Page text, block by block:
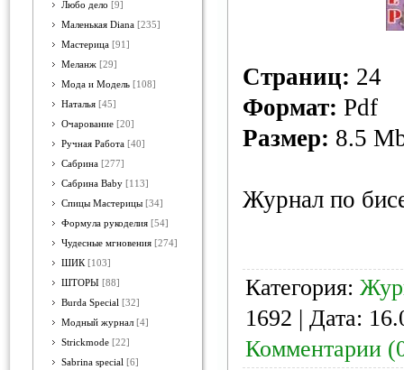
Любо дело [9]
Маленькая Diana [235]
Мастерица [91]
Меланж [29]
Мода и Модель [108]
Наталья [45]
Очарование [20]
Ручная Работа [40]
Сабрина [277]
Сабрина Baby [113]
Спицы Мастерицы [34]
Формула рукоделия [54]
Чудесные мгновения [274]
ШИК [103]
ШТОРЫ [88]
Burda Special [32]
Модный журнал [4]
Strickmode [22]
Sabrina special [6]
Страниц: 24
Формат: Pdf
Размер: 8.5
Журнал по
Категория:
1692 | Дата:
Комментарии